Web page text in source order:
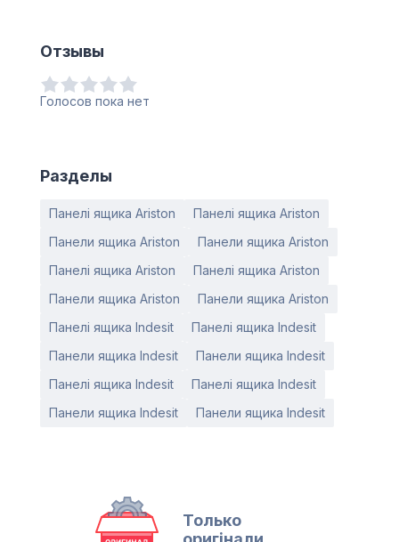
Отзывы
Голосов пока нет
Разделы
Панелі ящика Ariston
Панелі ящика Ariston
Панели ящика Ariston
Панели ящика Ariston
Панелі ящика Ariston
Панелі ящика Ariston
Панели ящика Ariston
Панели ящика Ariston
Панелі ящика Indesit
Панелі ящика Indesit
Панели ящика Indesit
Панели ящика Indesit
Панелі ящика Indesit
Панелі ящика Indesit
Панели ящика Indesit
Панели ящика Indesit
Только